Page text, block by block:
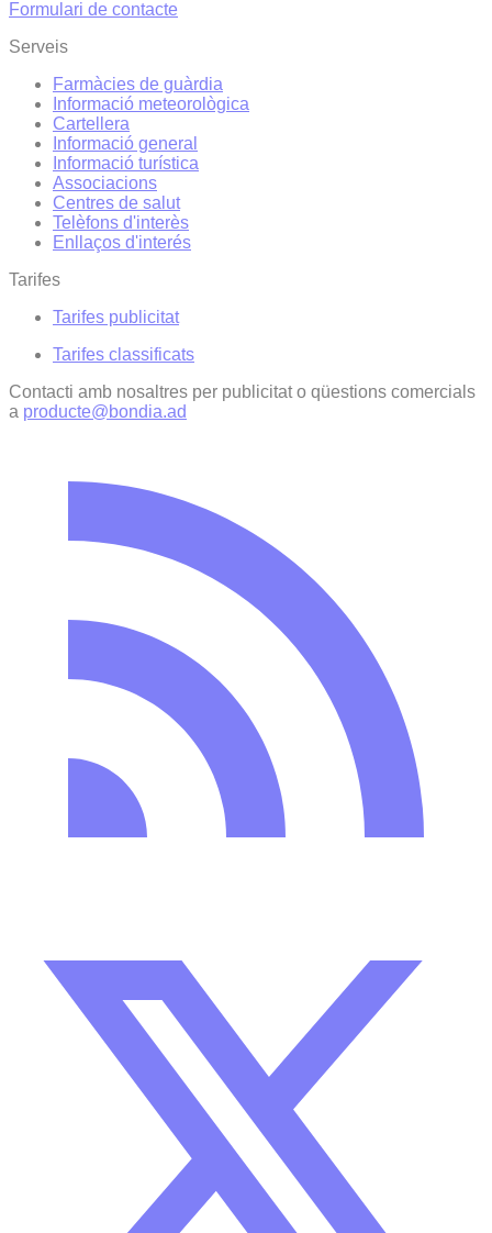
Formulari de contacte
Serveis
Farmàcies de guàrdia
Informació meteorològica
Cartellera
Informació general
Informació turística
Associacions
Centres de salut
Telèfons d'interès
Enllaços d'interés
Tarifes
Tarifes publicitat
Tarifes classificats
Contacti amb nosaltres per publicitat o qüestions comercials
a producte@bondia.ad